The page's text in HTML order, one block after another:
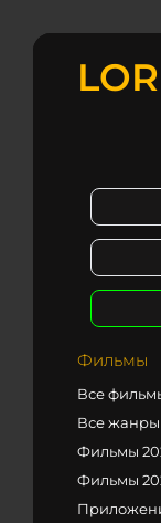
Фильмы
Все
Все жанры
Фильмы
Фильмы